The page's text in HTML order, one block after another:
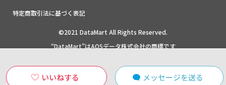
特定商取引法に基づく表記
©2021 DataMart All Rights Reserved.
“DataMart”はAOSデータ株式会社の商標です
いいねする メッセージを送る